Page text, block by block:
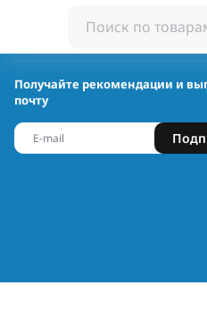
Получайте рекомендации и
почту